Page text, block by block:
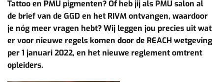
Tattoo en PMU pigmenten? Of heb jij als PMU salon al
de brief van de GGD en het RIVM ontvangen, waardoor
je nóg meer vragen hebt? Wij leggen jou precies uit wat
er voor nieuwe regels komen door de REACH wetgeving
per 1 januari 2022, en het nieuwe reglement omtrent
opleiders.